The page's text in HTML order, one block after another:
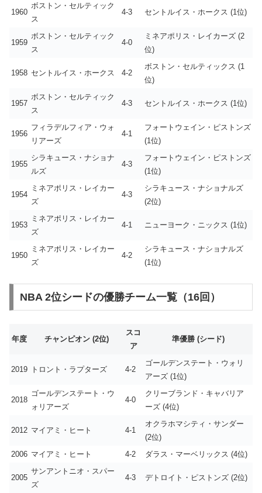
1960
ボストン・セルティック
ス
4-3 セントルイス・ホークス (1位)
1959
ボストン・セルティック
ス
4-0
ミネアポリス・レイカーズ (2
位)
1958 セントルイス・ホークス 4-2
ボストン・セルティックス (1
位)
1957
ボストン・セルティック
ス
4-3 セントルイス・ホークス (1位)
1956
フィラデルフィア・ウォ
リアーズ
4-1
フォートウェイン・ピストンズ
(1位)
1955
シラキュース・ナショナ
ルズ
4-3
フォートウェイン・ピストンズ
(1位)
1954
ミネアポリス・レイカー
ズ
4-3
シラキュース・ナショナルズ
(2位)
1953
ミネアポリス・レイカー
ズ
4-1 ニューヨーク・ニックス (1位)
1950
ミネアポリス・レイカー
ズ
4-2
シラキュース・ナショナルズ
(1位)
NBA 2位シードの優勝チーム一覧（16回）
年度 チャンピオン (2位)
スコ
ア
準優勝 (シード)
2019 トロント・ラプターズ 4-2
ゴールデンステート・ウォリ
アーズ (1位)
2018
ゴールデンステート・ウ
ォリアーズ
4-0
クリーブランド・キャバリア
ーズ (4位)
2012 マイアミ・ヒート 4-1
オクラホマシティ・サンダー
(2位)
2006 マイアミ・ヒート 4-2 ダラス・マーベリックス (4位)
2005
サンアントニオ・スパー
ズ
4-3 デトロイト・ピストンズ (2位)